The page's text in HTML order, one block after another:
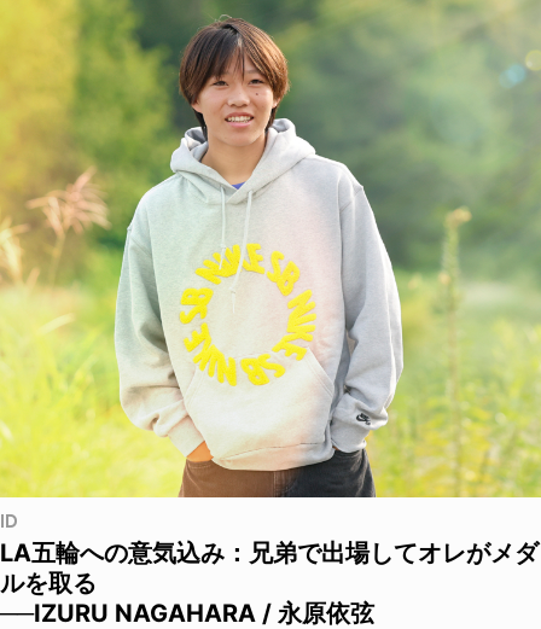
ID
LA五輪への意気込み：兄弟で出場してオレがメダ
ルを取る
──IZURU NAGAHARA / 永原依弦